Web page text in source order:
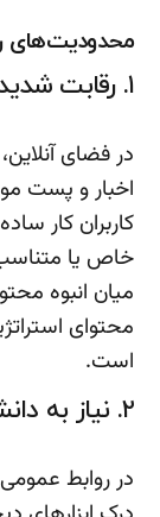
محدودیت‌های
۱. رقابت شدید برای جلب توجه
در فضای
اخبار و پست
کاربران کار
خاص یا
میان انبوه
محتوای
است.
۲. نیاز به دانش فنی و تحلیل داده
در روابط